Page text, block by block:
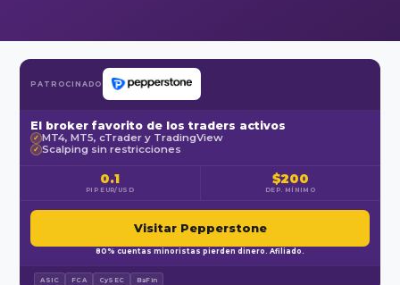
PATROCINADO
El broker favorito de los traders activos
✓ MT4, MT5, cTrader y TradingView
✓ Scalping sin restricciones
0.1
PIP EUR/USD
$200
DEP. MÍNIMO
Visitar Pepperstone
80% cuentas minoristas pierden dinero. Afiliado.
ASIC FCA CySEC BaFin